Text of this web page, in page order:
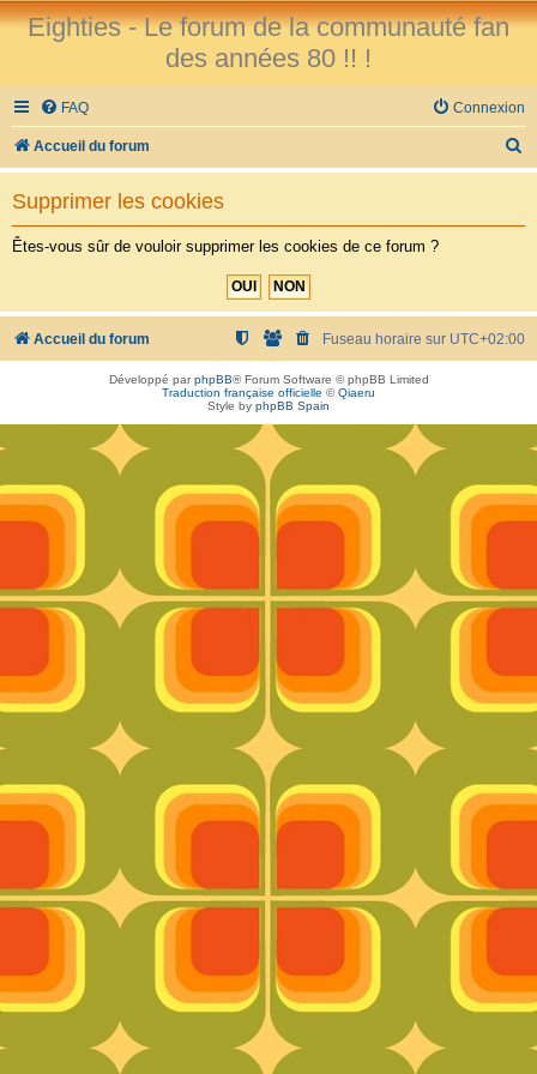
Eighties - Le forum de la communauté fan
des années 80 !! !
FAQ Connexion
Accueil du forum
e
h
r
Supprimer les cookies
Êtes-vous sûr de vouloir supprimer les cookies de ce forum ?
Accueil du forum Fuseau horaire sur UTC+02:00
Développé parphpBB® Forum Software © phpBB Limited
Traduction française officielle ©Qiaeru
Style by phpBB Spain